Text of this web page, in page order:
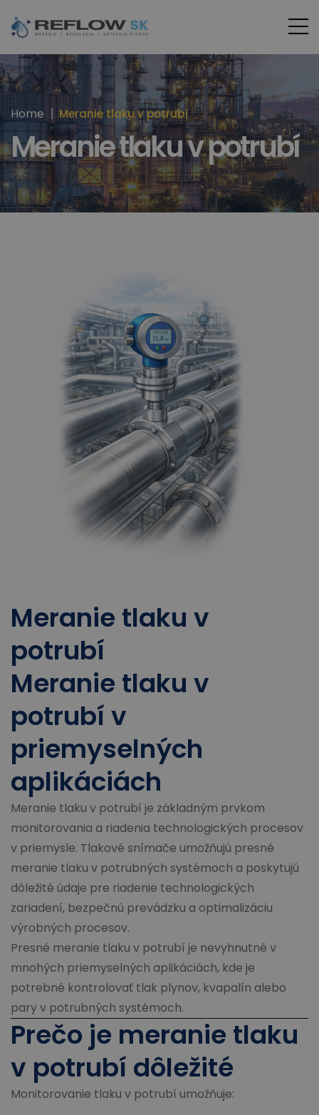
Home Meranie tlaku v potrubí
Meranie tlaku v potrubí
Meranie tlaku v
potrubí
Meranie tlaku v
potrubí v
priemyselných
aplikáciách
Meranie tlaku v potrubí je základným prvkom
monitorovania a riadenia technologických procesov
v priemysle. Tlakové snímače umožňujú presné
meranie tlaku v potrubných systémoch a poskytujú
dôležité údaje pre riadenie technologických
zariadení, bezpečnú prevádzku a optimalizáciu
výrobných procesov.
Presné meranie tlaku v potrubí je nevyhnutné v
mnohých priemyselných aplikáciách, kde je
potrebné kontrolovať tlak plynov, kvapalín alebo
pary v potrubných systémoch.
Prečo je meranie tlaku
v potrubí dôležité
Monitorovanie tlaku v potrubí umožňuje: